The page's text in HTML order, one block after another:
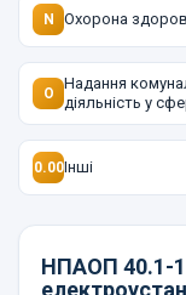
N Охорона
O
Надання
діяльність у
0.00Інші
НПАОП 40.1-